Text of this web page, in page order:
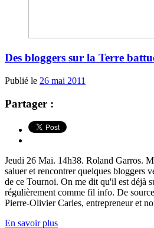
Des bloggers sur la Terre
Publié le 26 mai 2011
Partager :
Jeudi 26 Mai. 14h38. Roland Garros.
saluer et rencontrer quelques bloggers
de ce Tournoi. On me dit qu'il est déjà
régulièrement comme fil info. De
Pierre-Olivier Carles, entrepreneur et
En savoir plus